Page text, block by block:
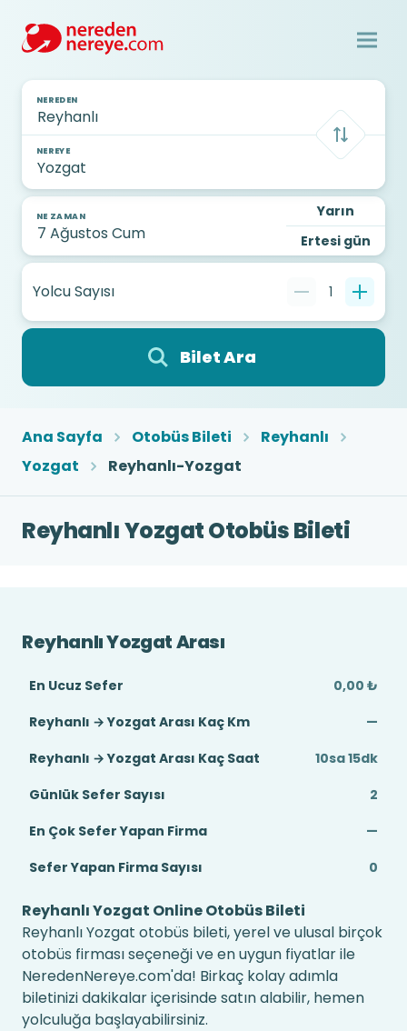
NEREDEN
NEREYE
NE ZAMAN
Yarın
Ertesi gün
Yolcu Sayısı 1
Bilet Ara
Ana Sayfa Otobüs Bileti
Reyhanlı
Yozgat
Reyhanlı-Yozgat
Reyhanlı Yozgat Otobüs Bileti
Reyhanlı Yozgat Arası
En Ucuz Sefer
0,00 ₺
Reyhanlı → Yozgat Arası Kaç Km
—
Reyhanlı → Yozgat Arası Kaç Saat
10sa 15dk
Günlük Sefer Sayısı
2
En Çok Sefer Yapan Firma
—
Sefer Yapan Firma Sayısı
0
Reyhanlı Yozgat Online Otobüs Bileti
Reyhanlı Yozgat otobüs bileti, yerel ve ulusal birçok
otobüs firması seçeneği ve en uygun fiyatlar ile
NeredenNereye.com'da! Birkaç kolay adımla
biletinizi dakikalar içerisinde satın alabilir, hemen
yolculuğa başlayabilirsiniz.